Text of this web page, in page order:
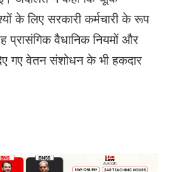
के लिए सरकारी कर्मचारी के रूप
प्रासंगिक वैधानिक नियमों और
गए वेतन संशोधन के भी हकदार